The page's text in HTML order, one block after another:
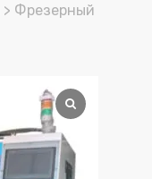
> Фрезерный